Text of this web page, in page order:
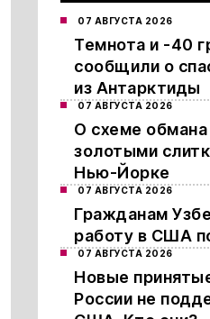
07 АВГУСТА 2026
Темнота и -40
сообщили о
из Антарктиды
07 АВГУСТА 2026
О схеме
золотыми
Нью-Йорке
07 АВГУСТА 2026
Гражданам
работу в США
07 АВГУСТА 2026
Новые
России не